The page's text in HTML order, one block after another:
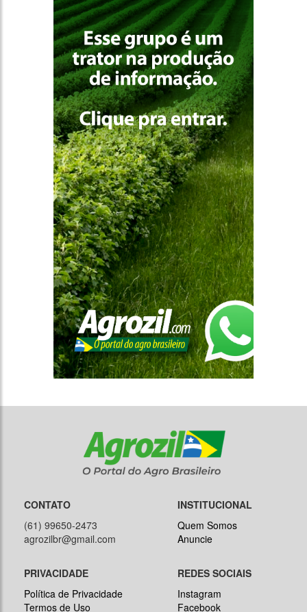
CONTATO
(61) 99650-2473
agrozilbr@gmail.com
INSTITUCIONAL
Quem Somos
Anuncie
PRIVACIDADE
Política de Privacidade
Termos de Uso
REDES SOCIAIS
Instagram
Facebook